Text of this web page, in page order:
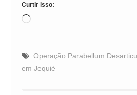
Curtir isso:
Carregando...
Operação Parabellum
em Jequié